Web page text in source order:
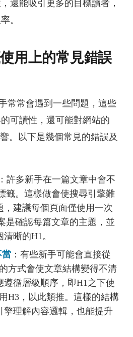
還能吸引更多的目標讀者，
。
用上的常見錯誤
常常會遇到一些問題，這些
可讀性，還可能對網站的
。以下是幾個常見的錯誤及
：許多新手在一篇文章中會不
籤。這樣做會使搜尋引擎難
，建議每個頁面僅使用一次
是確認每篇文章的主題，並
晰的H1。
當 ：有些新手可能會直接從
方式會使文章結構變得不清
遵循層級順序，即H1之下使
H3，以此類推。這樣的結構
擎理解內容邏輯，也能提升